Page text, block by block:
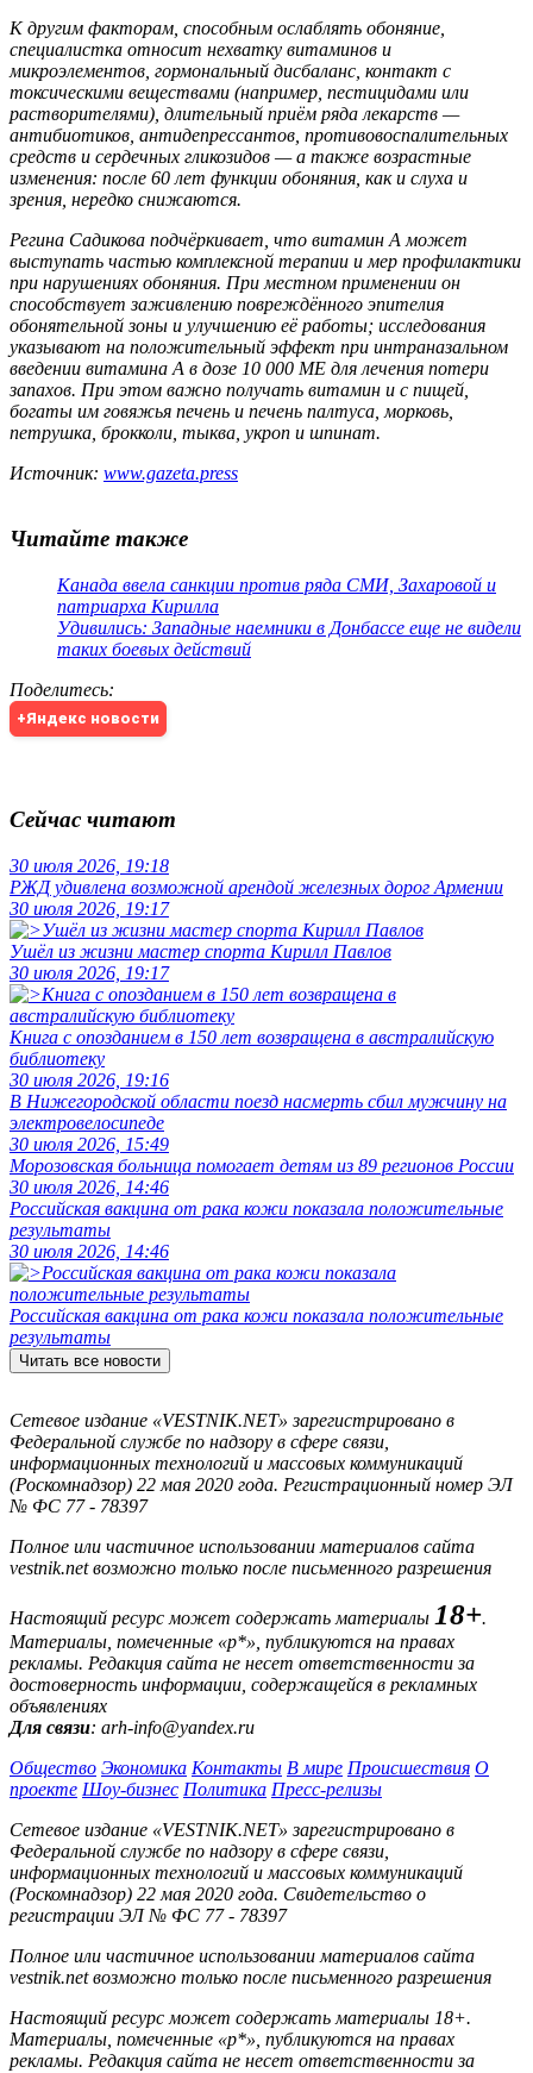
К другим факторам, способным ослаблять обоняние,
специалистка относит нехватку витаминов и
микроэлементов, гормональный дисбаланс, контакт с
токсическими веществами (например, пестицидами или
растворителями), длительный приём ряда лекарств —
антибиотиков, антидепрессантов, противовоспалительных
средств и сердечных гликозидов — а также возрастные
изменения: после 60 лет функции обоняния, как и слуха и
зрения, нередко снижаются.
Регина Садикова подчёркивает, что витамин А может
выступать частью комплексной терапии и мер профилактики
при нарушениях обоняния. При местном применении он
способствует заживлению повреждённого эпителия
обонятельной зоны и улучшению её работы; исследования
указывают на положительный эффект при интраназальном
введении витамина А в дозе 10 000 МЕ для лечения потери
запахов. При этом важно получать витамин и с пищей,
богаты им говяжья печень и печень палтуса, морковь,
петрушка, брокколи, тыква, укроп и шпинат.
Источник: www.gazeta.press
Читайте также
Канада ввела санкции против ряда СМИ, Захаровой и
патриарха Кирилла
Удивились: Западные наемники в Донбассе еще не видели
таких боевых действий
Поделитесь:
+Яндекс новости
Сейчас читают
30 июля 2026, 19:18
РЖД удивлена возможной арендой железных дорог Армении
30 июля 2026, 19:17
Ушёл из жизни мастер спорта Кирилл Павлов
30 июля 2026, 19:17
Книга с опозданием в 150 лет возвращена в австралийскую
библиотеку
30 июля 2026, 19:16
В Нижегородской области поезд насмерть сбил мужчину на
электровелосипеде
30 июля 2026, 15:49
Морозовская больница помогает детям из 89 регионов России
30 июля 2026, 14:46
Российская вакцина от рака кожи показала положительные
результаты
30 июля 2026, 14:46
Российская вакцина от рака кожи показала положительные
результаты
Читать все новости
Сетевое издание «VESTNIK.NET» зарегистрировано в
Федеральной службе по надзору в сфере связи,
информационных технологий и массовых коммуникаций
(Роскомнадзор) 22 мая 2020 года. Регистрационный номер ЭЛ
№ ФС 77 - 78397
Полное или частичное использовании материалов сайта
vestnik.net возможно только после письменного разрешения
Настоящий ресурс может содержать материалы 18+.
Материалы, помеченные «р*», публикуются на правах
рекламы. Редакция сайта не несет ответственности за
достоверность информации, содержащейся в рекламных
объявлениях
Для связи: arh-info@yandex.ru
Общество Экономика Контакты В мире Происшествия О
проекте Шоу-бизнес Политика Пресс-релизы
Сетевое издание «VESTNIK.NET» зарегистрировано в
Федеральной службе по надзору в сфере связи,
информационных технологий и массовых коммуникаций
(Роскомнадзор) 22 мая 2020 года. Свидетельство о
регистрации ЭЛ № ФС 77 - 78397
Полное или частичное использовании материалов сайта
vestnik.net возможно только после письменного разрешения
Настоящий ресурс может содержать материалы 18+.
Материалы, помеченные «р*», публикуются на правах
рекламы. Редакция сайта не несет ответственности за